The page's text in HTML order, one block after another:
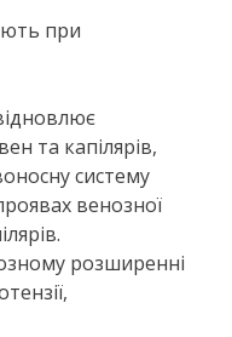
при
та капілярів,
систему
венозної
розширенні